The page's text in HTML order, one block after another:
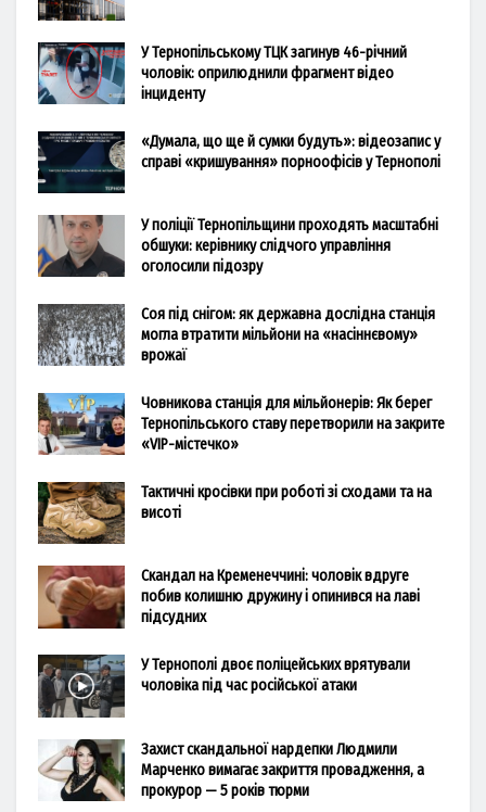
У Тернопільському ТЦК загинув 46-річний
чоловік: оприлюднили фрагмент відео
інциденту
«Думала, що ще й сумки будуть»: відеозапис у
справі «кришування» порноофісів у Тернополі
У поліції Тернопільщини проходять масштабні
обшуки: керівнику слідчого управління
оголосили підозру
Соя під снігом: як державна дослідна станція
могла втратити мільйони на «насіннєвому»
врожаї
Човникова станція для мільйонерів: Як берег
Тернопільського ставу перетворили на закрите
«VIP-містечко»
Тактичні кросівки при роботі зі сходами та на
висоті
Скандал на Кременеччині: чоловік вдруге
побив колишню дружину і опинився на лаві
підсудних
У Тернополі двоє поліцейських врятували
чоловіка під час російської атаки
Захист скандальної нардепки Людмили
Марченко вимагає закриття провадження, а
прокурор — 5 років тюрми